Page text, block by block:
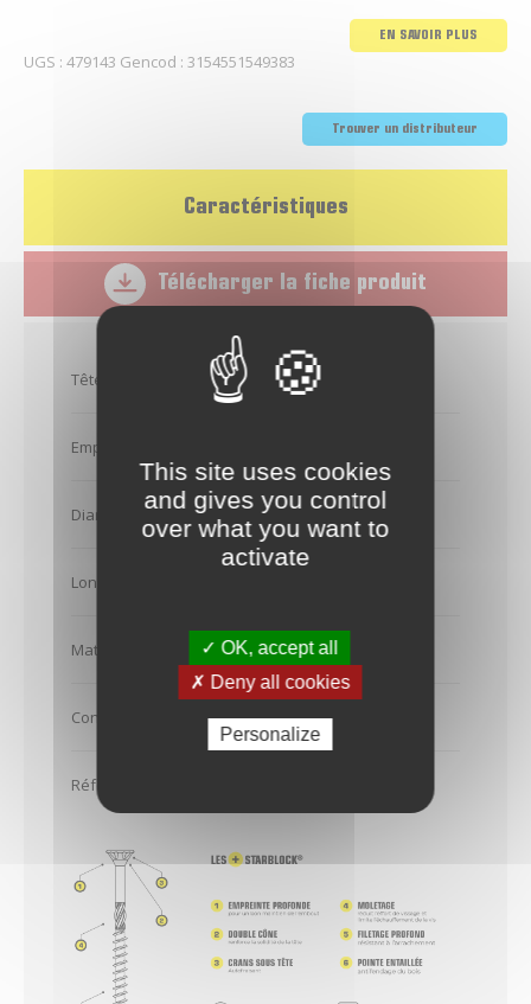
EN SAVOIR PLUS
UGS : 479143 Gencod : 3154551549383
Trouver un distributeur
Caractéristiques
Télécharger la fiche produit
Tête de vis Tête fraisée
Empreinte
Diamètre (en mm) 4
Longueur (en mm)
Matière Inox A2
Conditionnement Boîte carton - 200
Références associées
This site uses cookies
and gives you control
over what you want to
activate
✓ OK, accept all
✗ Deny all cookies
Personalize